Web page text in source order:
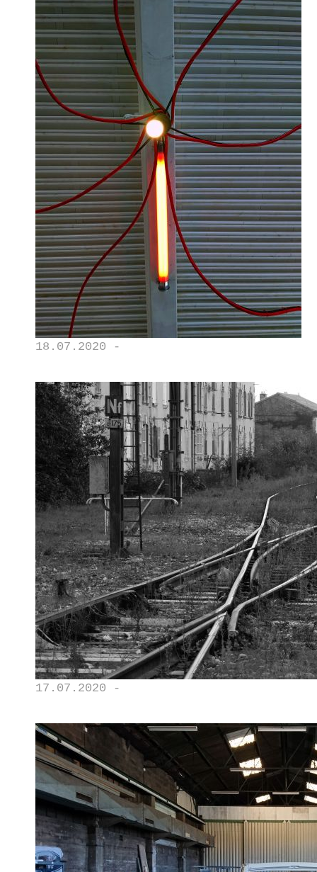
18.07.2020 -
17.07.2020 -